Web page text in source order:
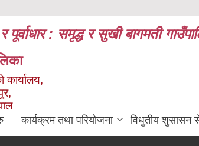
पूर्वाधार : समृद्ध र सुखी बागमती
कार्यालय,
कार्यक्रम तथा परियोजना विधुतीय शुसासन